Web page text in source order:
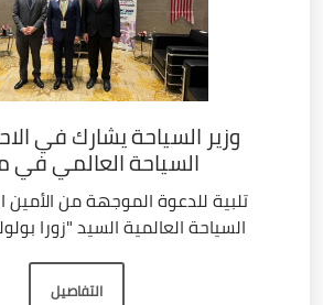
وزير السياحة يشارك في
السياحة العالمي في
تلبية للدعوة الموجهة من
السياحة العالمية السيد "زورا
التفاصيل